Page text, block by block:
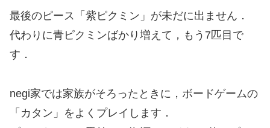
最後のピース「紫ピクミン」が未だに出ません．
代わりに青ピクミンばかり増えて，もう7匹目で
す．
negi家では家族がそろったときに，ボードゲームの
「カタン」をよくプレイします．